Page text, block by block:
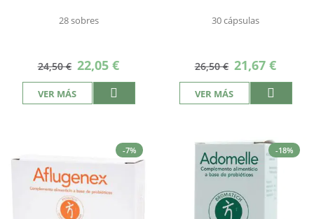
28 sobres
24,50 € Precio
especial
22,05 €
VER MÁS
30 cápsulas
26,50 € Precio
especial
21,67 €
VER MÁS
-7% -18%